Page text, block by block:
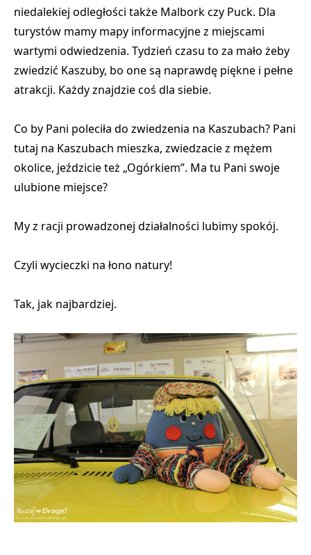
niedalekiej odległości także Malbork czy Puck. Dla
turystów mamy mapy informacyjne z miejscami
wartymi odwiedzenia. Tydzień czasu to za mało żeby
zwiedzić Kaszuby, bo one są naprawdę piękne i pełne
atrakcji. Każdy znajdzie coś dla siebie.
Co by Pani poleciła do zwiedzenia na Kaszubach? Pani
tutaj na Kaszubach mieszka, zwiedzacie z mężem
okolice, jeździcie też „Ogórkiem”. Ma tu Pani swoje
ulubione miejsce?
My z racji prowadzonej działalności lubimy spokój.
Czyli wycieczki na łono natury!
Tak, jak najbardziej.